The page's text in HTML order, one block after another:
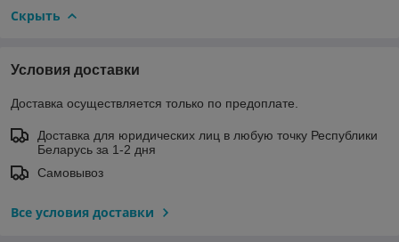
Скрыть
Условия доставки
Доставка осуществляется только по предоплате.
Доставка для юридических лиц в любую точку Республики
Беларусь за 1-2 дня
Самовывоз
Все условия доставки